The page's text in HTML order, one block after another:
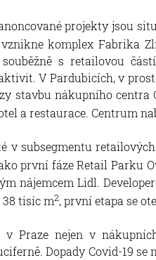
projekty jsou
komplex Fabrika
s retailovou
V Pardubicích, v
stavbu nákupního centra
a restaurace. Centrum
v subsegmentu
první fáze Retail Parku
nájemcem Lidl.
38 tisíc m2, první etapa se
v Praze nejen v
Dopady Covid-19